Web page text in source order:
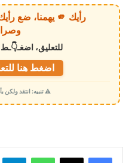
ي
م
ي
رأيك 🫵 يهمنا،
للتعليق،
اضغط هنا
⚠️ تنبيه: انتقد ولكن
واتساب